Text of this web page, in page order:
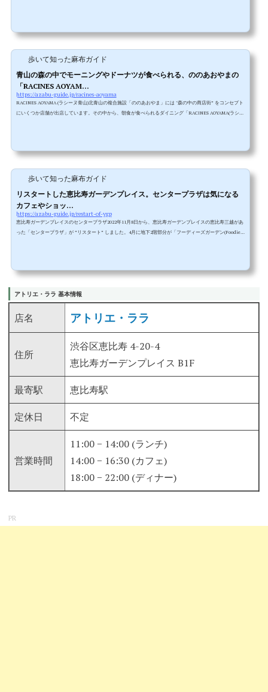
歩いて知った麻布ガイド
青山の森の中でモーニングやドーナツが食べられる、ののあおやまの
「RACINES AOYAM...
https://azabu-guide.jp/racines-aoyama
RACINES AOYAMA (ラシーヌ青山)北青山の複合施設「ののあおやま」には "森の中の商店街” をコンセプト
にいくつか店舗が出店しています。その中から、朝食が食べられるダイニング「RACINES AOYAMA(ラシー
で朝から賑わってい...
歩いて知った麻布ガイド
リスタートした恵比寿ガーデンプレイス。センタープラザは気になる
カフェやショッ...
https://azabu-guide.jp/restart-of-ygp
恵比寿ガーデンプレイスのセンタープラザ2022年11月8日から、恵比寿ガーデンプレイスの恵比寿三越があ
った「センタープラザ」が ”リスタート” しました。4月に地下2階部分が「フーディーズガーデン(Foodies'
アトリエ・ララ 基本情報
店名 アトリエ・ララ
住所
渋谷区恵比寿 4-20-4
恵比寿ガーデンプレイス B1F
最寄駅 恵比寿駅
定休日 不定
営業時間
11:00 − 14:00 (ランチ)
14:00 − 16:30 (カフェ)
18:00 − 22:00 (ディナー)
PR